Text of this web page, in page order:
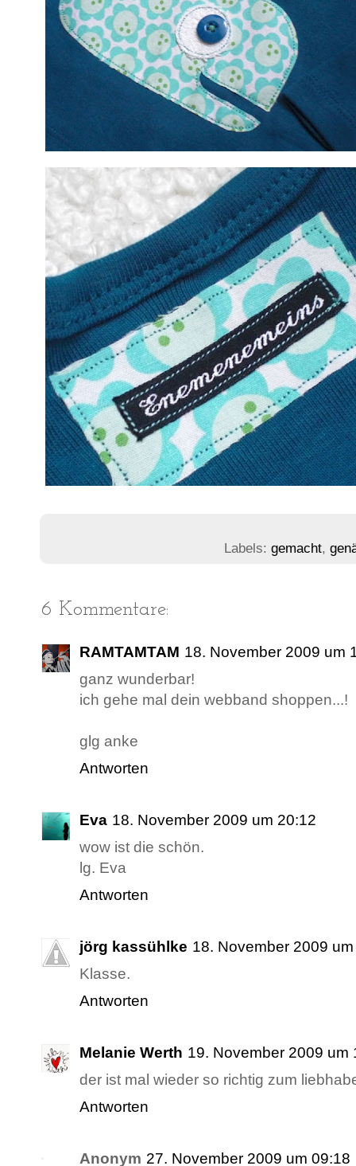
Labels:gemacht,
6 Kommentare:
RAMTAMTAM 18. November 2009 um
ganz wunderbar!
ich gehe mal dein webband shoppen...!
glg anke
Antworten
Eva 18. November 2009 um 20:12
wow ist die schön.
lg. Eva
Antworten
jörg kassühlke 18. November 2009
Klasse.
Antworten
Melanie Werth 19. November 2009 um
der ist mal wieder so richtig zum
Antworten
Anonym 27. November 2009 um 09:18